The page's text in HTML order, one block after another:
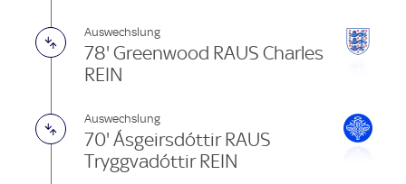
Auswechslung
78' Greenwood RAUS Charles
REIN
Auswechslung
70' Ásgeirsdóttir RAUS
Tryggvadóttir REIN